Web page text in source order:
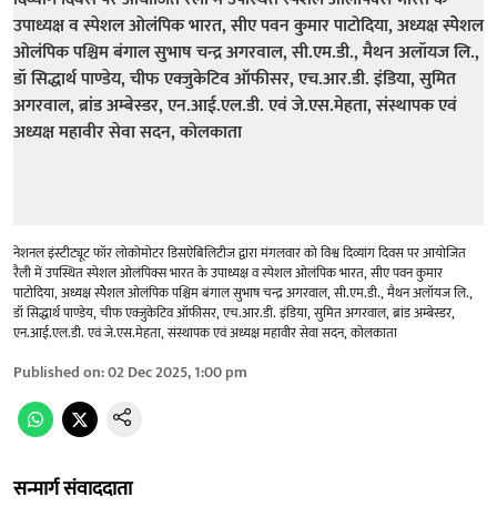
नेशनल इंस्टीट्यूट फॉर लोकोमोटर डिसऐबिलिटीज द्वारा मंगलवार को विश्व दिव्यांग दिवस पर आयोजित
रैली में उपस्थित स्पेशल ओलंपिक्स भारत के उपाध्यक्ष व स्पेशल ओलंपिक भारत, सीए पवन कुमार
पाटोदिया, अध्यक्ष स्पेेशल ओलंपिक पश्चिम बंगाल सुभाष चन्द्र अगरवाल, सी.एम.डी., मैथन अलॉयज लि.,
डॉ सिद्धार्थ पाण्डेय, चीफ एक्जुकेटिव ऑफीसर, एच.आर.डी. इंडिया, सुमित अगरवाल, ब्रांड अम्बेस्डर,
एन.आई.एल.डी. एवं जे.एस.मेहता, संस्थापक एवं अध्यक्ष महावीर सेवा सदन, कोलकाता
Published on:02 Dec 2025, 1:00 pm
सन्मार्ग संवाददाता